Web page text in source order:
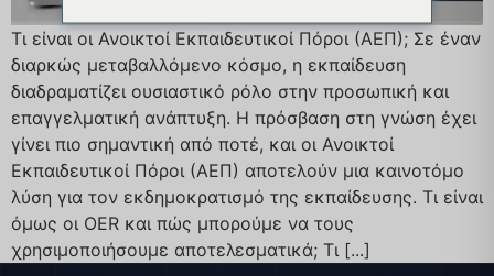
Τι είναι οι Ανοικτοί Εκπαιδευτικοί Πόροι (ΑΕΠ); Σε έναν
διαρκώς μεταβαλλόμενο κόσμο, η εκπαίδευση
διαδραματίζει ουσιαστικό ρόλο στην προσωπική και
επαγγελματική ανάπτυξη. Η πρόσβαση στη γνώση έχει
γίνει πιο σημαντική από ποτέ, και οι Ανοικτοί
Εκπαιδευτικοί Πόροι (ΑΕΠ) αποτελούν μια καινοτόμο
λύση για τον εκδημοκρατισμό της εκπαίδευσης. Τι είναι
όμως οι ΟΕR και πώς μπορούμε να τους
χρησιμοποιήσουμε αποτελεσματικά; Τι [...]